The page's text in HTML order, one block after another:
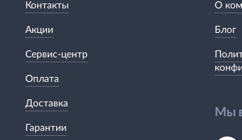
Контакты
Акции
Сервис-центр
Оплата
Доставка
Гарантии
О
Блог
Мы